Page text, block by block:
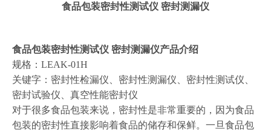
食品包装密封性测试仪 密封测漏仪
食品包装密封性测试仪 密封测漏仪产品介绍
规格：LEAK-01H
关键字：密封性检漏仪、密封性测漏仪、密封性测试仪、
密封试验仪、真空性能密封仪
对于很多食品包装来说，密封性是非常重要的，因为食品
包装的密封性直接影响着食品的储存和保鲜。一旦食品包